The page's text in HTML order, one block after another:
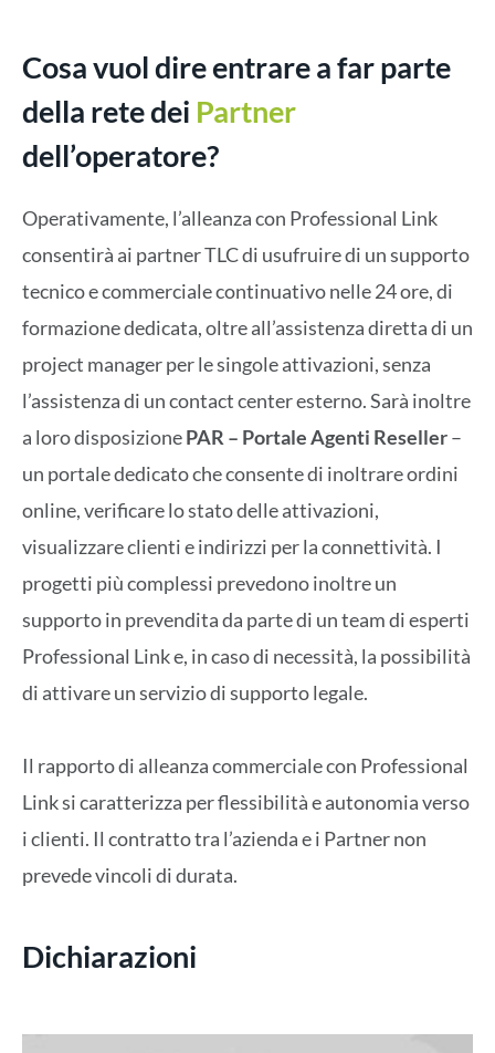
Cosa vuol dire entrare a far parte
della rete dei Partner
dell’operatore?
Operativamente, l’alleanza con Professional Link
consentirà ai partner TLC di usufruire di un supporto
tecnico e commerciale continuativo nelle 24 ore, di
formazione dedicata, oltre all’assistenza diretta di un
project manager per le singole attivazioni, senza
l’assistenza di un contact center esterno. Sarà inoltre
a loro disposizionePAR – Portale Agenti Reseller–
un portale dedicato che consente di inoltrare ordini
online, verificare lo stato delle attivazioni,
visualizzare clienti e indirizzi per la connettività. I
progetti più complessi prevedono inoltre un
supporto in prevendita da parte di un team di esperti
Professional Link e, in caso di necessità, la possibilità
di attivare un servizio di supporto legale.
Il rapporto di alleanza commerciale con Professional
Link si caratterizza per flessibilità e autonomia verso
i clienti. Il contratto tra l’azienda e i Partner non
prevede vincoli di durata.
Dichiarazioni